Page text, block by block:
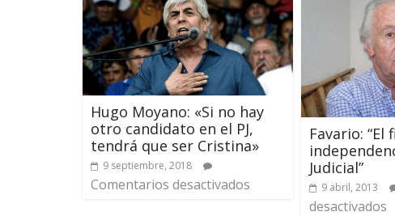
Hugo Moyano: «Si no hay
otro candidato en el PJ,
tendrá que ser Cristina»
9 septiembre, 2018
Comentarios desactivados
Favario: “El
Judicial”
9 abril, 2013
desactivados